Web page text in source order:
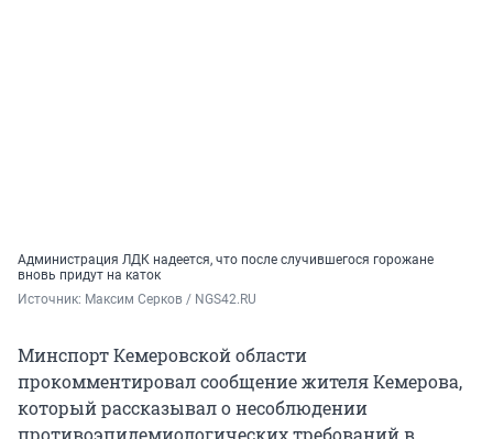
Администрация ЛДК надеется, что после случившегося горожане
вновь придут на каток
Источник: Максим Серков / NGS42.RU
Минспорт Кемеровской области
прокомментировал сообщение жителя Кемерова,
который рассказывал о несоблюдении
противоэпидемиологических требований в